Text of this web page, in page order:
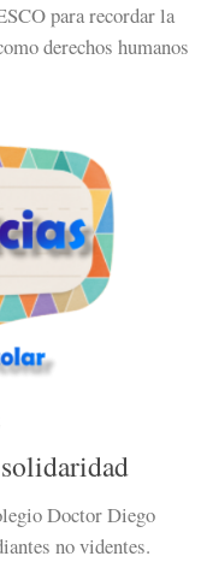
para recordar la
derechos humanos
Doctor Diego
no videntes.